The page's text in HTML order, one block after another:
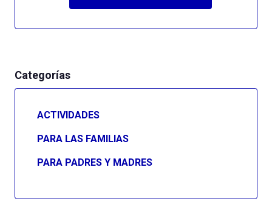
Categorías
ACTIVIDADES
PARA LAS FAMILIAS
PARA PADRES Y MADRES